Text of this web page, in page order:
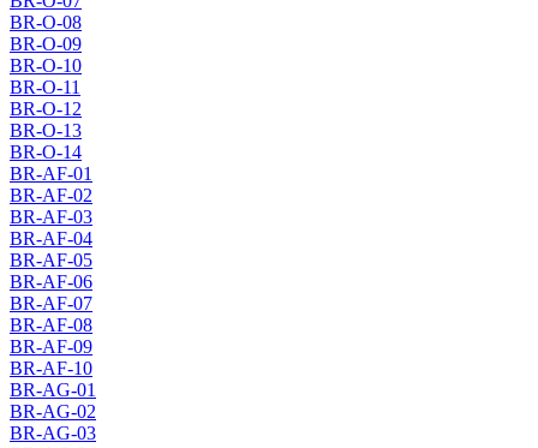
BR-O-08
BR-O-09
BR-O-10
BR-O-11
BR-O-12
BR-O-13
BR-O-14
BR-AF-01
BR-AF-02
BR-AF-03
BR-AF-04
BR-AF-05
BR-AF-06
BR-AF-07
BR-AF-08
BR-AF-09
BR-AF-10
BR-AG-01
BR-AG-02
BR-AG-03